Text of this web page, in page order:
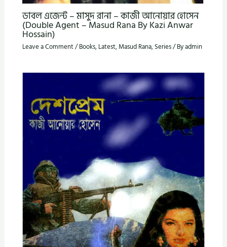
ডাবল এজেন্ট – মাসুদ রানা – কাজী আনোয়ার হোসেন
(Double Agent – Masud Rana By Kazi Anwar
Hossain)
Leave a Comment/Books, Latest, Masud Rana, Series/ Byadmin